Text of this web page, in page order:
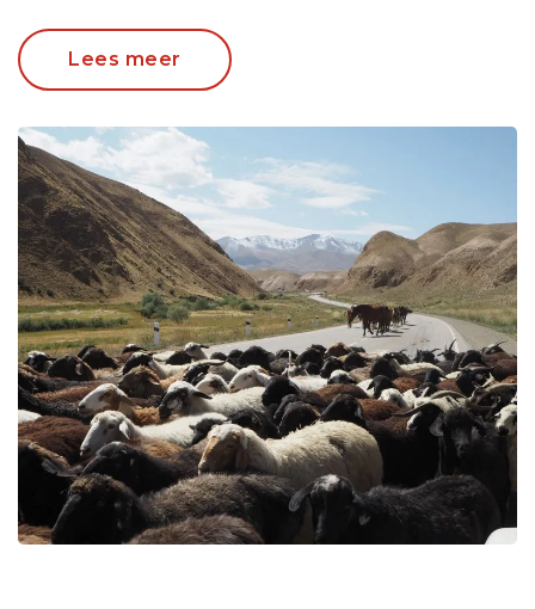
Verblijf in het mysterieuze Turkmenistan
Overnachten bij gaskrater en bij nomaden
vallei
Prachtige bergachtige omgeving van Kirgizië
Overnachting bij de nomaden bij Son Kul
Deze reis brengt u langs de belangrijkste
bezienswaardigheden van de oude Zijderoute. U
bezoekt de olierijke woestijnstaat Turkmenistan,
het cultureel rijke Oezbekistan en afsluitend het
schitterende bergland van Kyrgyzstan, dat ook
wel bekend staat als Kirgizië.
In het geslotenTurkmenistan
leven de oude
Sovjettijden nog steeds. U kunt er de
megalomane hoofdstad Ashgabat bezoeken. De
Lees meer